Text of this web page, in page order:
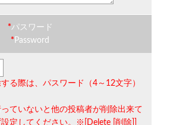
*パスワード
* Password
る際は、 パスワード（4～12文字）
ていないと他の投稿者が削除出来て
定してください。※[Delete [削除]]